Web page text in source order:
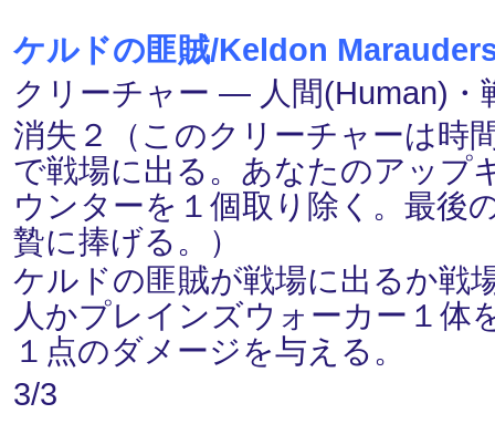
ケルドの匪賊/Keldon
クリーチャー ― 人間(Human)
消失２（このクリーチャーは時
で戦場に出る。あなたのアップ
ウンターを１個取り除く。最後
贄に捧げる。）
ケルドの匪賊が戦場に出るか戦
人かプレインズウォーカー１体
１点のダメージを与える。
3/3